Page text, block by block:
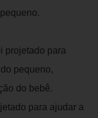
projetado para
pequeno,
do bebê.
para ajudar a